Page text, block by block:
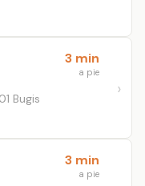
Bugis
3 min
a pie
3 min
a pie